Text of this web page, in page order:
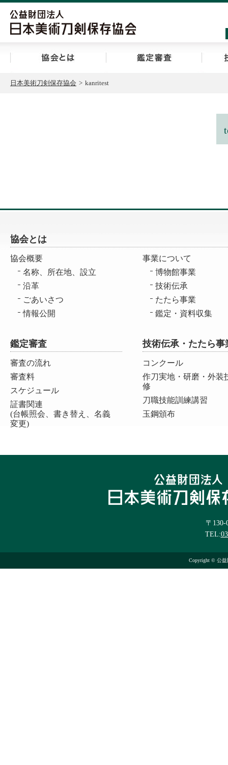
日本美術刀剣保存協会 > kanritest
協会とは
協会概要
名称、所在地、設立
沿革
ごあいさつ
情報公開
事業について
博物館事業
技術伝承
たたら事業
鑑定・資料収集
鑑定審査
審査の流れ
審査料
スケジュール
証書関連
(台帳照会、書き替え、名義
変更)
技術伝承・たたら事
コンクール
作刀実地・研磨・外装
修
刀職技能訓練講習
玉鋼頒布
〒
TEL:
Copyright © 公益